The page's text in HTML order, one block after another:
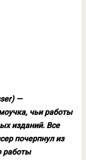
—
чьи работы
изданий. Все
почерпнул из
работы